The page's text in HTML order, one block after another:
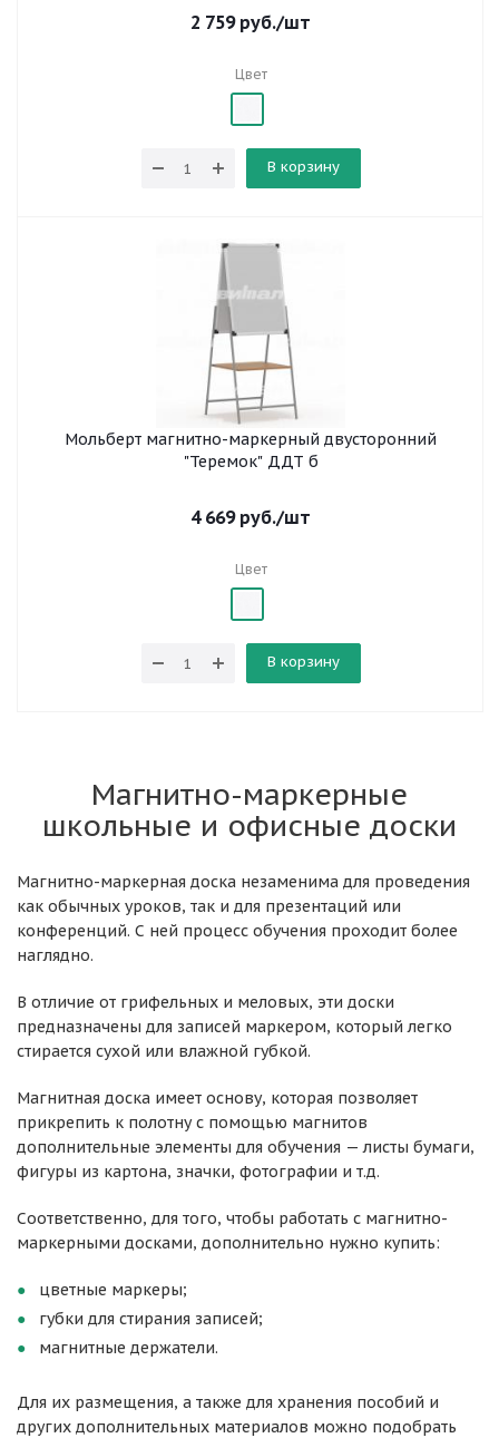
2 759руб./шт
Цвет
В корзину
Мольберт магнитно-маркерный двусторонний
"Теремок" ДДТ б
4 669руб./шт
Цвет
В корзину
Магнитно-маркерные
школьные и офисные доски
Магнитно-маркерная доска незаменима для проведения
как обычных уроков, так и для презентаций или
конференций. С ней процесс обучения проходит более
наглядно.
В отличие от грифельных и меловых, эти доски
предназначены для записей маркером, который легко
стирается сухой или влажной губкой.
Магнитная доска имеет основу, которая позволяет
прикрепить к полотну с помощью магнитов
дополнительные элементы для обучения — листы бумаги,
фигуры из картона, значки, фотографии и т.д.
Соответственно, для того, чтобы работать с магнитно-
маркерными досками, дополнительно нужно купить:
цветные маркеры;
губки для стирания записей;
магнитные держатели.
Для их размещения, а также для хранения пособий и
других дополнительных материалов можно подобрать